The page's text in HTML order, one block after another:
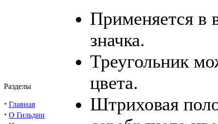
Разделы
· Главная
· О Гильдии
Применяется в
значка.
Треугольник
цвета.
Штриховая